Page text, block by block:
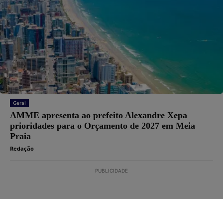
Geral
AMME apresenta ao prefeito Alexandre Xepa
prioridades para o Orçamento de 2027 em Meia
Praia
Redação
PUBLICIDADE